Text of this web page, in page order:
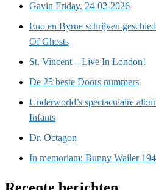
Gavin Friday, 24-02-2026
Eno en Byrne schrijven
Of Ghosts
St. Vincent – Live In London!
De 25 beste Doors nummers
Underworld’s spectaculaire
Infants
Dr. Octagon
In memoriam: Bunny Wailer